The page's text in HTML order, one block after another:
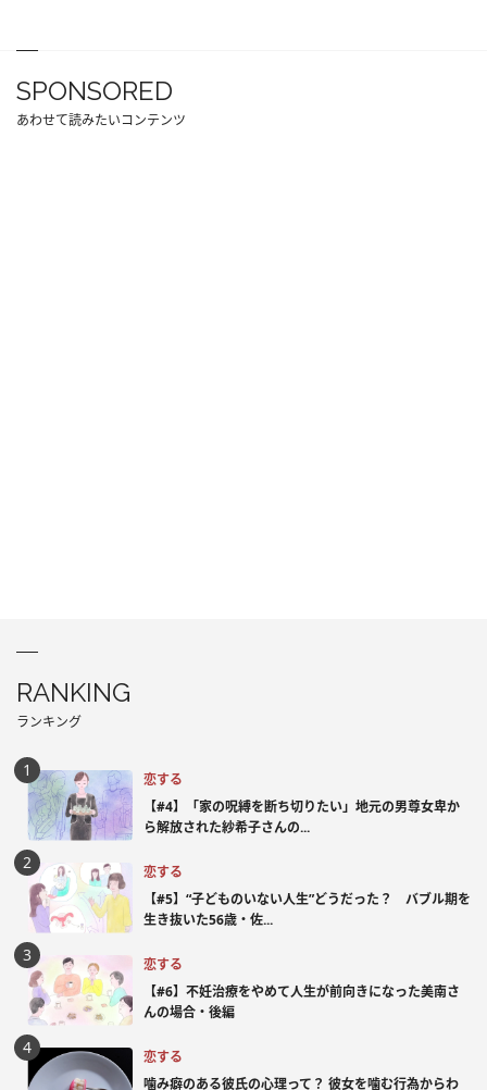
SPONSORED
あわせて読みたいコンテンツ
RANKING
ランキング
恋する
【#4】「家の呪縛を断ち切りたい」地元の男尊女卑か
ら解放された紗希子さんの...
恋する
【#5】“子どものいない人生”どうだった？ バブル期を
生き抜いた56歳・佐...
恋する
【#6】不妊治療をやめて人生が前向きになった美南さ
んの場合・後編
恋する
噛み癖のある彼氏の心理って？ 彼女を噛む行為からわ